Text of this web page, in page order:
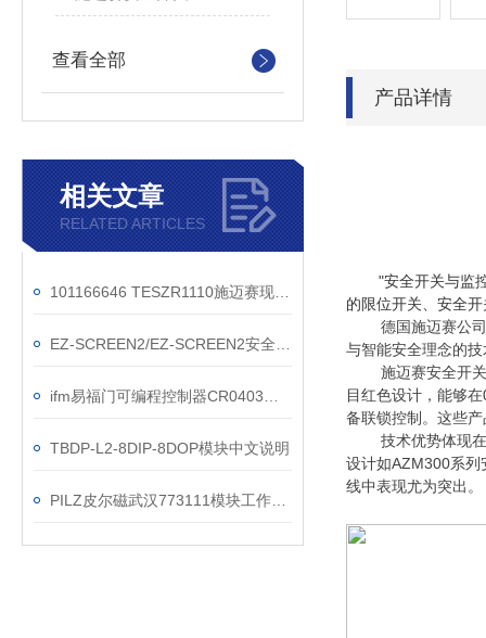
查看全部
相关文章
RELATED ARTICLES
TBDP-L2-8DIP-8DOP模块中文说明
产品详情
"安全开关与监
的限位开关、安全
德国施迈赛公
与智能安全理念的
施迈赛安全开
目红色设计，能够
备联锁控制。这些
技术优势体现
设计如AZM300系列
线中表现尤为突出。